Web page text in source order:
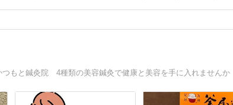
もと鍼灸院 4種類の美容鍼灸で健康と美容を手に入れませんか